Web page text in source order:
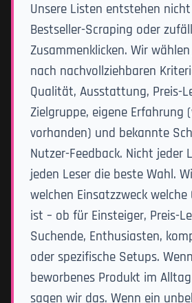
Unsere Listen entstehen
Bestseller-Scraping oder
Zusammenklicken. Wir
nach nachvollziehbaren
Qualität, Ausstattung, Preis-
Zielgruppe, eigene Erfahrung
vorhanden) und bekannte
Nutzer-Feedback. Nicht
jeden Leser die beste Wahl.
welchen Einsatzzweck
ist – ob für Einsteiger, Preis-
Suchende, Enthusiasten,
oder spezifische Setups.
beworbenes Produkt im
sagen wir das. Wenn ein